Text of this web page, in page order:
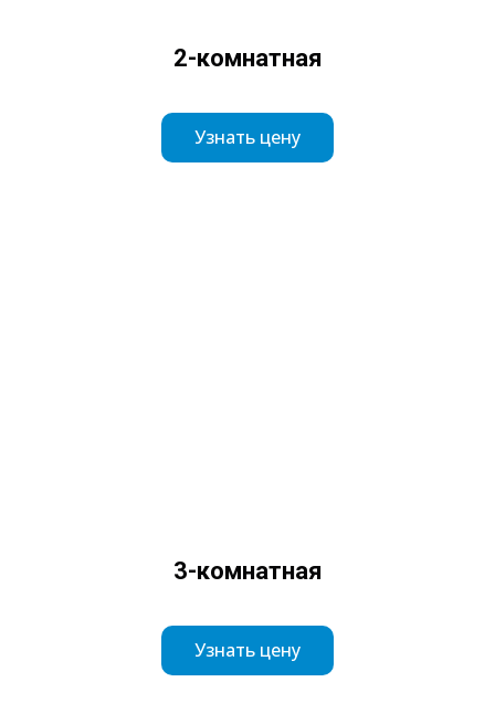
2-комнатная
Узнать цену
3-комнатная
Узнать цену